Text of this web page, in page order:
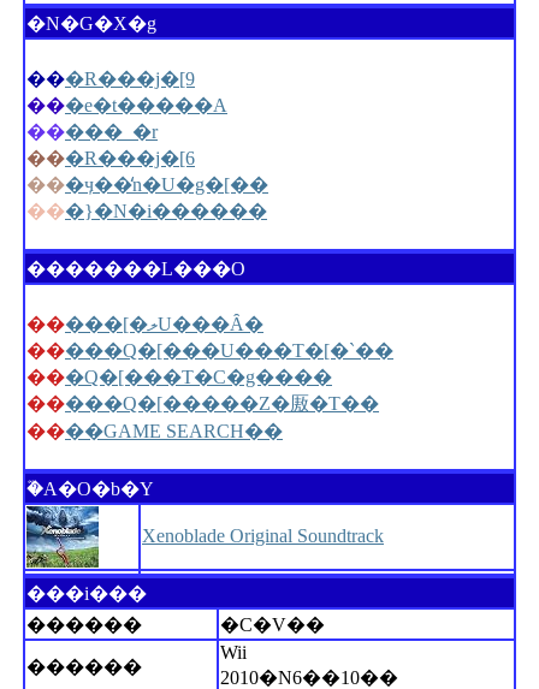
�N�G�X�g
���R���j�[9
���e�t�����A
�����_�r
���R���j�[6
���ӌ��̒n�U�g�[��
���}�N�i������
�������L���O
��
���[�ލU���Ȃ�
�����Q�[���U���T�[�`��
���Q�[���T�C�g����
�����Q�[�����Z�厫�T��
����GAME SEARCH��
�֘A�O�b�Y
Xenoblade Original Soundtrack
���i���
������
�C�V��
������
Wii
2010�N6��10��